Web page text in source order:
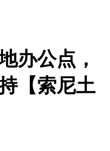
办公点，
【索尼土